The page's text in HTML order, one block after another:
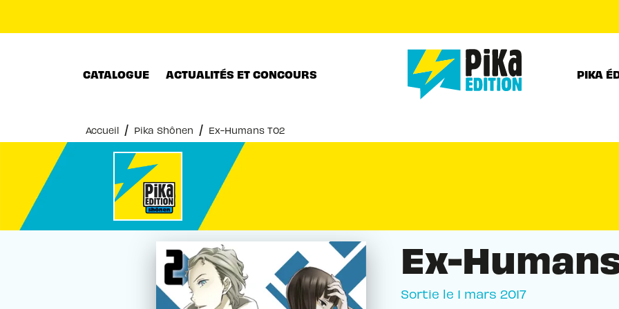
CATALOGUE ACTUALITÉS ET CONCOURS PIKA
Accueil / Pika Shônen / Ex-Humans T02
Ex-
Sortie le 1 mars 2017